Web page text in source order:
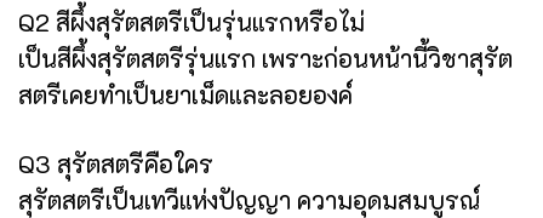
Q2 สีผึ้งสุรัตสตรีเป็นรุ่นแรกหรือไม่
เป็นสีผึ้งสุรัตสตรีรุ่นแรก เพราะก่อนหน้านี้วิชาสุรัต
สตรีเคยทำเป็นยาเม็ดและลอยองค์
Q3 สุรัตสตรีคือใคร
สุรัตสตรีเป็นเทวีแห่งปัญญา ความอุดมสมบูรณ์